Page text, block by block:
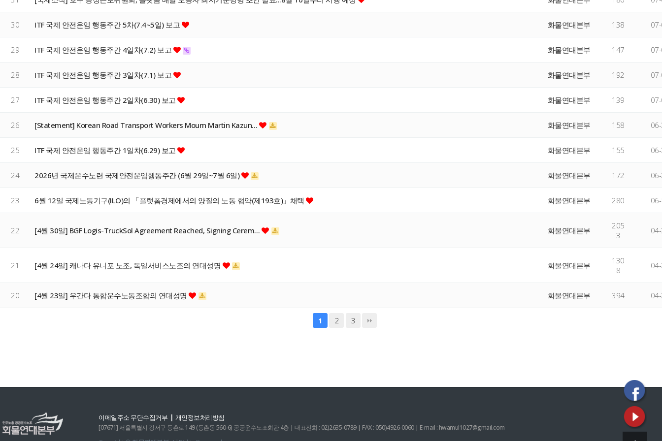
30 ITF 국제 안전운임 행동주간 5차(7.4~5일) 보고 화물연대본부 138
29 ITF 국제 안전운임 행동주간 4일차(7.2) 보고 화물연대본부 147
28 ITF 국제 안전운임 행동주간 3일차(7.1) 보고 화물연대본부 192
27 ITF 국제 안전운임 행동주간 2일차(6.30) 보고 화물연대본부 139
26 [Statement] Korean Road Transport Workers Mourn Martin Kazun… 화물연대본부 158
25 ITF 국제 안전운임 행동주간 1일차(6.29) 보고 화물연대본부 155
24 2026년 국제운수노련 국제안전운임행동주간 (6월 29일~7월 6일) 화물연대본부 172
23 6월 12일 국제노동기구(ILO)의 「플랫폼경제에서의 양질의 노동 협약(제193호)」채택 화물연대본부 280
22 [4월 30일] BGF Logis-TruckSol Agreement Reached, Signing Cerem… 화물연대본부
205
3
21 [4월 24일] 캐나다 유니포 노조, 독일서비스노조의 연대성명 화물연대본부
130
8
20 [4월 23일] 우간다 통합운수노동조합의 연대성명 화물연대본부 394
1 2 3
이메일주소 무단수집거부 | 개인정보처리방침
[07671] 서울특별시 강서구 등촌로 149 (등촌동 560-6) 공공운수노조회관 4층 | 대표전화 : 02)2635-0789 | FAX : 050)4926-0060 | E-mail : hwamul1027@gmail.com